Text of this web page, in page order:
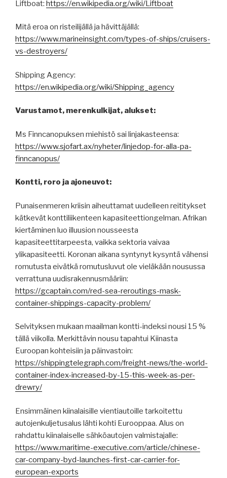
Liftboat: https://en.wikipedia.org/wiki/Liftboat
Mitä eroa on risteilijällä ja hävittäjällä:
https://www.marineinsight.com/types-of-ships/cruisers-
vs-destroyers/
Shipping Agency:
https://en.wikipedia.org/wiki/Shipping_agency
Varustamot, merenkulkijat, alukset:
Ms Finncanopuksen miehistö sai linjakasteensa:
https://www.sjofart.ax/nyheter/linjedop-for-alla-pa-
finncanopus/
Kontti, roro ja ajoneuvot:
Punaisenmeren kriisin aiheuttamat uudelleen reititykset
kätkevät konttiliikenteen kapasiteettiongelman. Afrikan
kiertäminen luo illuusion nousseesta
kapasiteettitarpeesta, vaikka sektoria vaivaa
ylikapasiteetti. Koronan aikana syntynyt kysyntä vähensi
romutusta eivätkä romutusluvut ole vieläkään nousussa
verrattuna uudisrakennusmääriin:
https://gcaptain.com/red-sea-reroutings-mask-
container-shippings-capacity-problem/
Selvityksen mukaan maailman kontti-indeksi nousi 15 %
tällä viikolla. Merkittävin nousu tapahtui Kiinasta
Euroopan kohteisiin ja päinvastoin:
https://shippingtelegraph.com/freight-news/the-world-
container-index-increased-by-15-this-week-as-per-
drewry/
Ensimmäinen kiinalaisille vientiautoille tarkoitettu
autojenkuljetusalus lähti kohti Eurooppaa. Alus on
rahdattu kiinalaiselle sähköautojen valmistajalle:
https://www.maritime-executive.com/article/chinese-
car-company-byd-launches-first-car-carrier-for-
european-exports